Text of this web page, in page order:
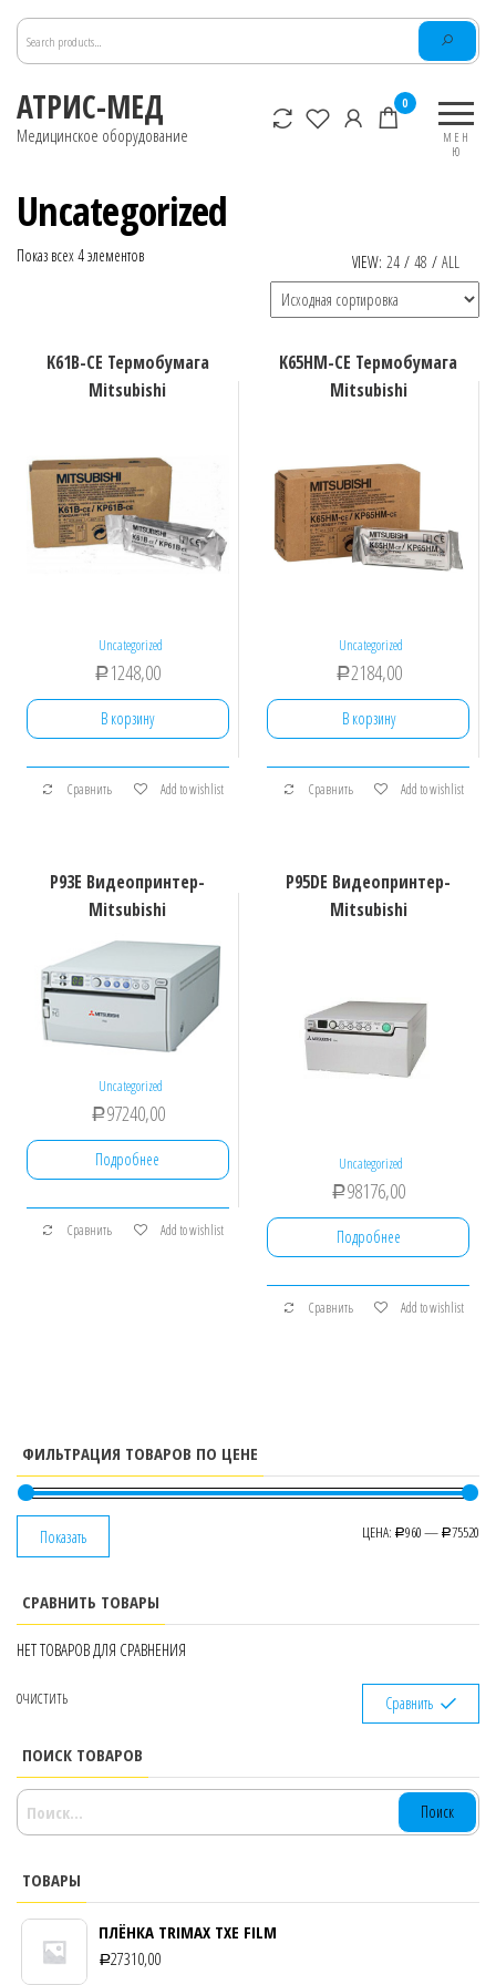
содержимому
АТРИС-МЕД
Медицинское оборудование
МЕН
Ю
0
Uncategorized
VIEW: 24 / 48 / ALL
Показ всех 4 элементов
K61B-CE Термобумага
Mitsubishi
Uncategorized
Р 1248,00
В корзину
Сравнить Add to wishlist
K65HM-CE Термобумага
Mitsubishi
Uncategorized
Р2184,00
В корзину
Сравнить Add to wishlist
P93E Видеопринтер-
Mitsubishi
Uncategorized
Р97240,00
Подробнее
Сравнить Add to wishlist
P95DE Видеопринтер-
Mitsubishi
Uncategorized
Р98176,00
Подробнее
Сравнить Add to wishlist
ФИЛЬТРАЦИЯ ТОВАРОВ ПО ЦЕНЕ
Показать ЦЕНА: Р960— Р75520
СРАВНИТЬ ТОВАРЫ
НЕТ ТОВАРОВ ДЛЯ СРАВНЕНИЯ
ОЧИСТИТЬ Сравнить
ПОИСК ТОВАРОВ
НАЙТИ:
ТОВАРЫ
ПЛЁНКА TRIMAX TXE FILM
Р27310,00